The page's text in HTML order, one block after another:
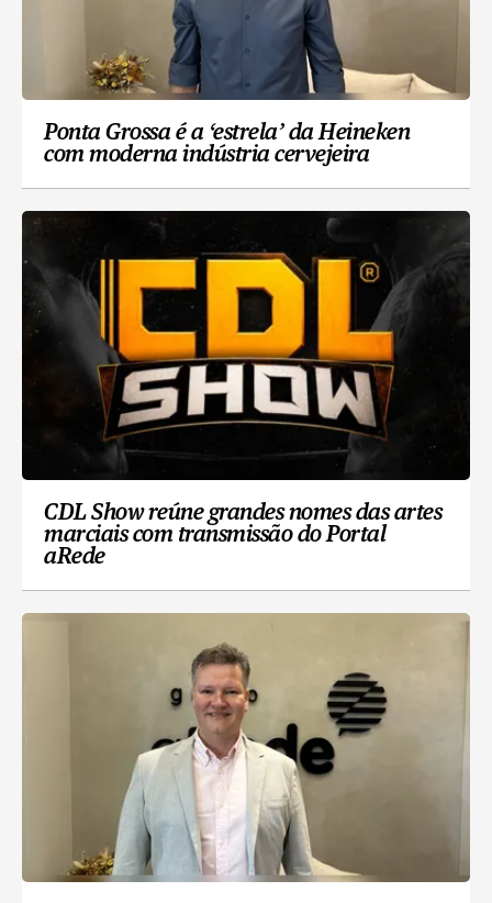
Ponta Grossa é a ‘estrela’ da Heineken
com moderna indústria cervejeira
CDL Show reúne grandes nomes das artes
marciais com transmissão do Portal
aRede